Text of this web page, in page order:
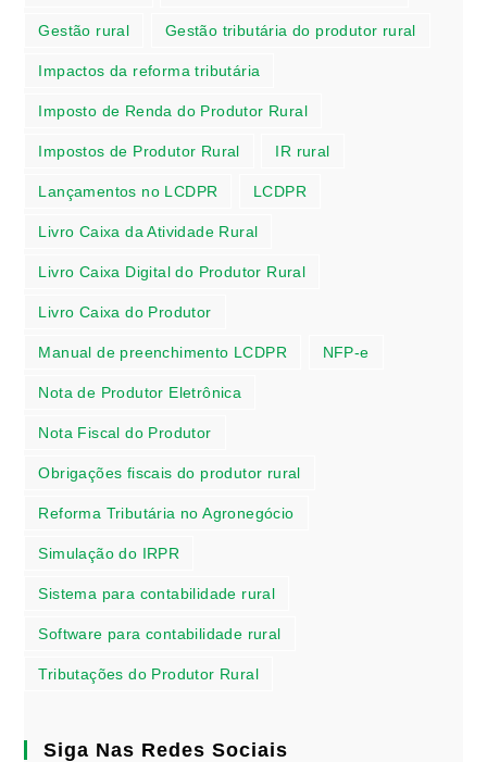
Gestão rural Gestão tributária do produtor rural
Impactos da reforma tributária
Imposto de Renda do Produtor Rural
Impostos de Produtor Rural IR rural
Lançamentos no LCDPR LCDPR
Livro Caixa da Atividade Rural
Livro Caixa Digital do Produtor Rural
Livro Caixa do Produtor
Manual de preenchimento LCDPR NFP-e
Nota de Produtor Eletrônica
Nota Fiscal do Produtor
Obrigações fiscais do produtor rural
Reforma Tributária no Agronegócio
Simulação do IRPR
Sistema para contabilidade rural
Software para contabilidade rural
Tributações do Produtor Rural
Siga Nas Redes Sociais